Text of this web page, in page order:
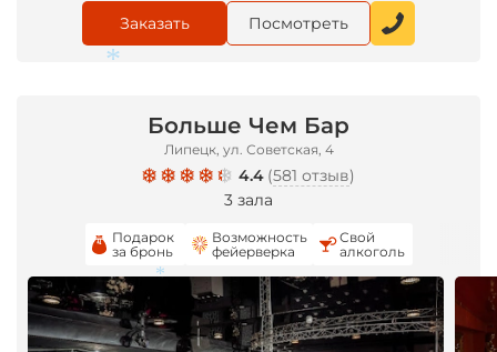
Заказать Посмотреть
Больше Чем Бар
Липецк, ул. Советская, 4
4.4 (581 отзыв)
3 зала
Подарок
за бронь
Возможность
фейерверка
Свой
алкоголь
*